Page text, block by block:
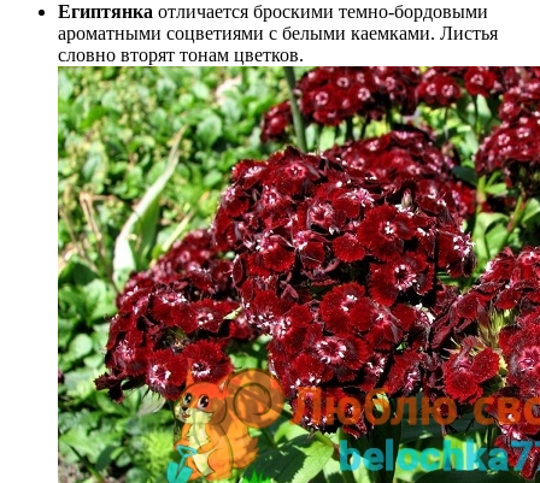
Египтянка отличается броскими темно-бордовыми
ароматными соцветиями с белыми каемками. Листья
словно вторят тонам цветков.